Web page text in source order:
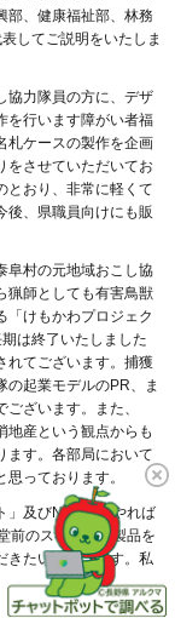
部、健康福祉部、林務
してご説明をいたしま
協力隊員の方に、デザ
を行います障がい者福
札ケースの製作を企画
をさせていただいてお
とおり、非常に軽くて
後、県職員向けにも販
阜村の元地域おこし協
猟師としても有害鳥獣
「けもかわプロジェク
は終了いたしました
れてございます。捕獲
の起業モデルのPR、ま
ざいます。また、
地産という観点からも
ます。各部局において
っております。
」及びNPO法人やれば
前のスペースに製品を
きたいと思います。私